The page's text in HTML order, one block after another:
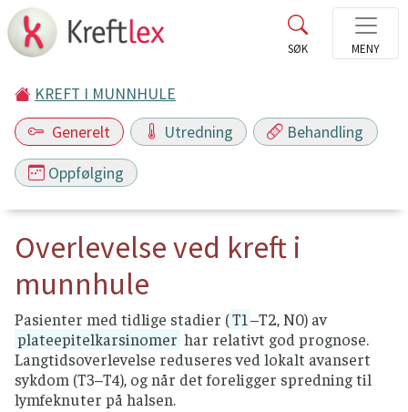
KREFT I MUNNHULE
Generelt
Utredning Behandling
Oppfølging
Overlevelse ved kreft i
munnhule
Pasienter med tidlige stadier (T1 –T2, N0) av
plateepitelkarsinomer har relativt god prognose.
Langtidsoverlevelse reduseres ved lokalt avansert
sykdom (T3–T4), og når det foreligger spredning til
lymfeknuter på halsen.